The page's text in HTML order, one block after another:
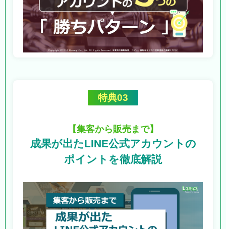
特典03
【集客から販売まで】
成果が出たLINE公式アカウントの
ポイントを徹底解説